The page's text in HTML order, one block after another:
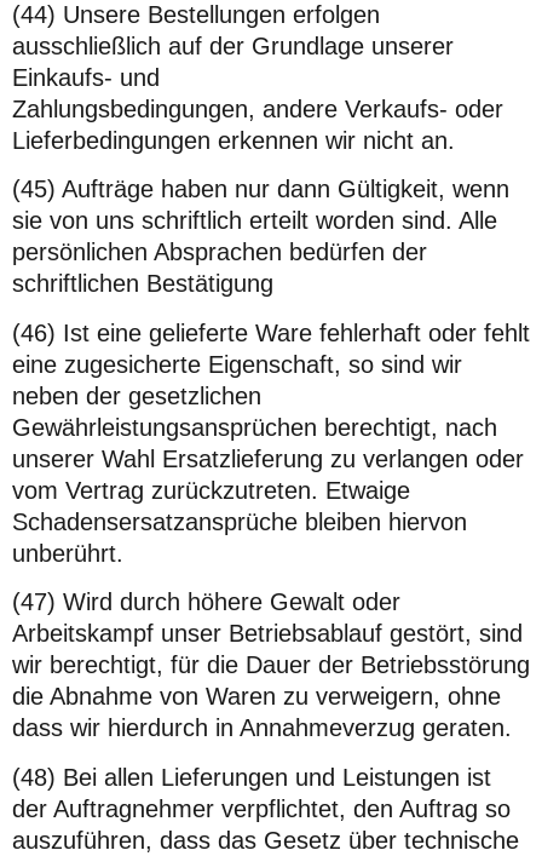
(44) Unsere Bestellungen erfolgen
ausschließlich auf der Grundlage unserer
Einkaufs- und
Zahlungsbedingungen, andere Verkaufs- oder
Lieferbedingungen erkennen wir nicht an.
(45) Aufträge haben nur dann Gültigkeit, wenn
sie von uns schriftlich erteilt worden sind. Alle
persönlichen Absprachen bedürfen der
schriftlichen Bestätigung
(46) Ist eine gelieferte Ware fehlerhaft oder fehlt
eine zugesicherte Eigenschaft, so sind wir
neben der gesetzlichen
Gewährleistungsansprüchen berechtigt, nach
unserer Wahl Ersatzlieferung zu verlangen oder
vom Vertrag zurückzutreten. Etwaige
Schadensersatzansprüche bleiben hiervon
unberührt.
(47) Wird durch höhere Gewalt oder
Arbeitskampf unser Betriebsablauf gestört, sind
wir berechtigt, für die Dauer der Betriebsstörung
die Abnahme von Waren zu verweigern, ohne
dass wir hierdurch in Annahmeverzug geraten.
(48) Bei allen Lieferungen und Leistungen ist
der Auftragnehmer verpflichtet, den Auftrag so
auszuführen, dass das Gesetz über technische